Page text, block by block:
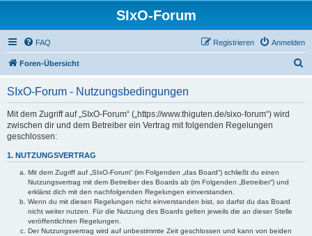
SIxO-Forum
FAQ Anmelden
Registrieren
Foren-Übersicht
SIxO-Forum - Nutzungsbedingungen
Mit dem Zugriff auf „SIxO-Forum“ („https://www.thiguten.de/sixo-forum“) wird
zwischen dir und dem Betreiber ein Vertrag mit folgenden Regelungen
geschlossen:
1. NUTZUNGSVERTRAG
Mit dem Zugriff auf „SIxO-Forum“ (im Folgenden „das Board“) schließt du einen
Nutzungsvertrag mit dem Betreiber des Boards ab (im Folgenden „Betreiber“) und
erklärst dich mit den nachfolgenden Regelungen einverstanden.
Wenn du mit diesen Regelungen nicht einverstanden bist, so darfst du das Board
nicht weiter nutzen. Für die Nutzung des Boards gelten jeweils die an dieser Stelle
veröffentlichten Regelungen.
Der Nutzungsvertrag wird auf unbestimmte Zeit geschlossen und kann von beiden